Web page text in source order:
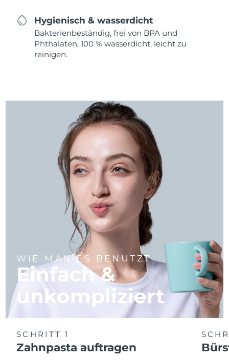
Hygienisch & wasserdicht
Bakterienbeständig, frei von BPA und
Phthalaten, 100 % wasserdicht, leicht zu
reinigen.
WIE MAN ES BENUTZT
Einfach &
unkompliziert
SCHRITT 1
Zahnpasta auftragen